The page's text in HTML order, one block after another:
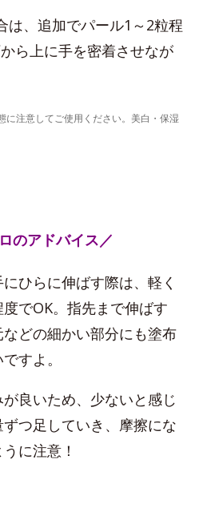
、追加でパール1～2粒程
ら上に手を密着させなが
注意してご使用ください。美白・保湿
のアドバイス／
ひらに伸ばす際は、軽く
でOK。指先まで伸ばす
などの細かい部分にも塗布
すよ。
良いため、少ないと感じ
つ足していき、摩擦にな
に注意！